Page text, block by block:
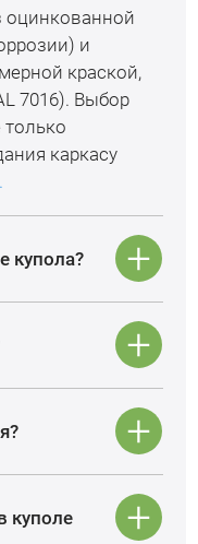
оцинкованной
и
краской,
7016). Выбор
только
каркасу
купола?
куполе